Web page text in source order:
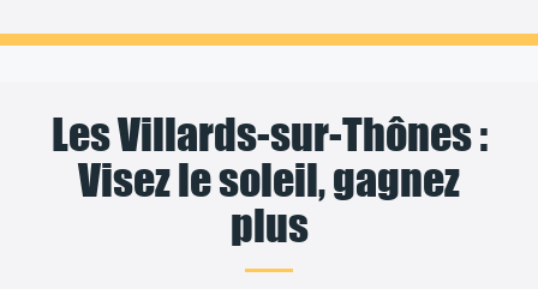
Les Villards-sur-Thônes :
Visez le soleil, gagnez
plus